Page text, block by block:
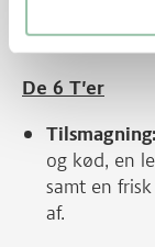
Kog risene
på pakken.
De 6 T'er
Tilsmagning:
og kød, en
samt en
af.